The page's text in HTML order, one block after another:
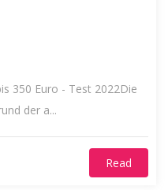
350 Euro - Test 2022Die
der a...
Read